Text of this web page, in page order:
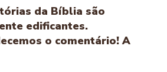
da Bíblia são
edificantes.
o comentário! A